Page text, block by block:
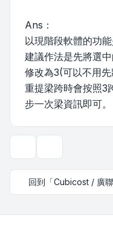
Ans：
以現階段軟體的功
建議作法是先將選
修改為3(可以不用
重提梁跨時會按照3
步一次梁資訊即可。
回到「Cubicost / 廣聯